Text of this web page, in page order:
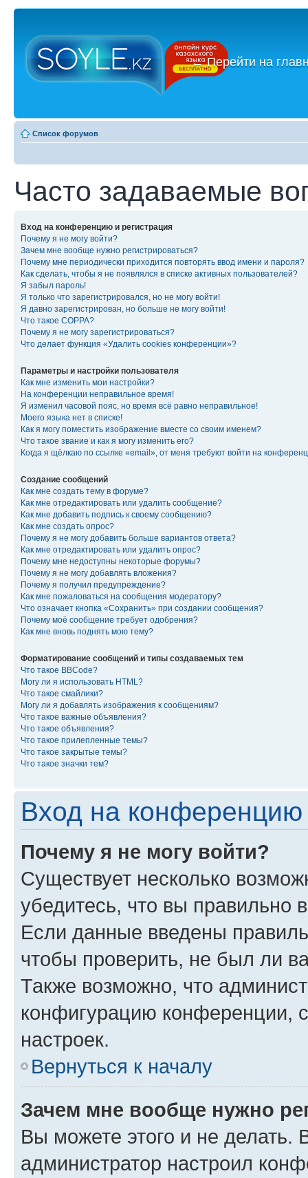
←Перейти на
Список форумов
Часто задаваемые
Вход на конференцию и регистрация
Почему я не могу войти?
Зачем мне вообще нужно регистрироваться?
Почему мне периодически приходится повторять ввод имени и пароля?
Как сделать, чтобы я не появлялся в списке активных пользователей?
Я забыл пароль!
Я только что зарегистрировался, но не могу войти!
Я давно зарегистрирован, но больше не могу войти!
Что такое COPPA?
Почему я не могу зарегистрироваться?
Что делает функция «Удалить cookies конференции»?
Параметры и настройки пользователя
Как мне изменить мои настройки?
На конференции неправильное время!
Я изменил часовой пояс, но время всё равно неправильное!
Моего языка нет в списке!
Как я могу поместить изображение вместе со своим именем?
Что такое звание и как я могу изменить его?
Когда я щёлкаю по ссылке «email», от меня требуют войти на
Создание сообщений
Как мне создать тему в форуме?
Как мне отредактировать или удалить сообщение?
Как мне добавить подпись к своему сообщению?
Как мне создать опрос?
Почему я не могу добавить больше вариантов ответа?
Как мне отредактировать или удалить опрос?
Почему мне недоступны некоторые форумы?
Почему я не могу добавлять вложения?
Почему я получил предупреждение?
Как мне пожаловаться на сообщения модератору?
Что означает кнопка «Сохранить» при создании сообщения?
Почему моё сообщение требует одобрения?
Как мне вновь поднять мою тему?
Форматирование сообщений и типы создаваемых тем
Что такое BBCode?
Могу ли я использовать HTML?
Что такое смайлики?
Могу ли я добавлять изображения к сообщениям?
Что такое важные объявления?
Что такое объявления?
Что такое прилепленные темы?
Что такое закрытые темы?
Что такое значки тем?
Вход на конференцию
Почему я не могу войти?
Существует несколько
убедитесь, что вы правильно
Если данные введены
чтобы проверить, не был ли
Также возможно, что
конфигурацию конференции,
настроек.
Вернуться к началу
Зачем мне вообще нужно
Вы можете этого и не делать.
администратор настроил